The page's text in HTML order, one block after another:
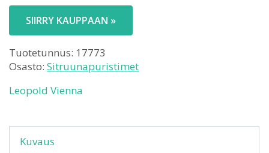
SIIRRY KAUPPAAN »
Tuotetunnus: 17773
Osasto: Sitruunapuristimet
Leopold Vienna
Kuvaus